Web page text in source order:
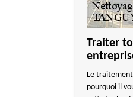
Traiter
Le traitement
pourquoi il